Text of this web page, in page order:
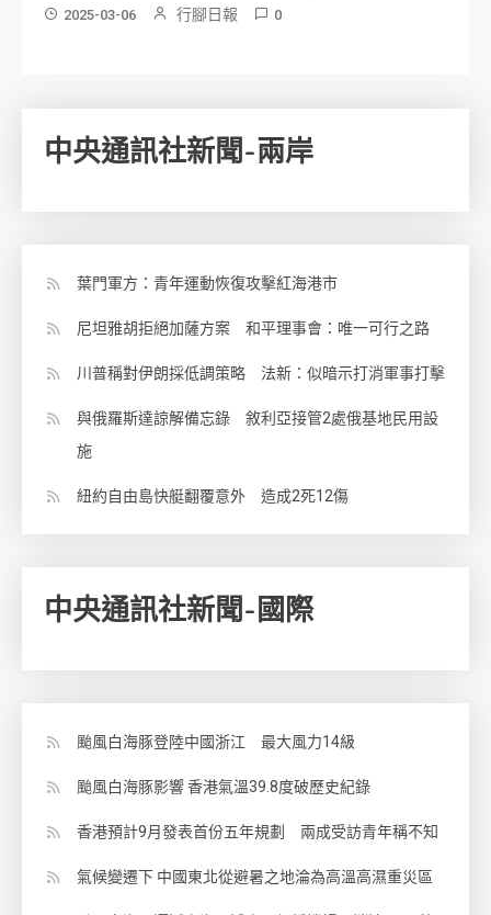
2025-03-06 行腳日報 0
中央通訊社新聞-兩岸
葉門軍方：青年運動恢復攻擊紅海港市
尼坦雅胡拒絕加薩方案 和平理事會：唯一可行之路
川普稱對伊朗採低調策略 法新：似暗示打消軍事打擊
與俄羅斯達諒解備忘錄 敘利亞接管2處俄基地民用設
施
紐約自由島快艇翻覆意外 造成2死12傷
中央通訊社新聞-國際
颱風白海豚登陸中國浙江 最大風力14級
颱風白海豚影響 香港氣溫39.8度破歷史紀錄
香港預計9月發表首份五年規劃 兩成受訪青年稱不知
氣候變遷下 中國東北從避暑之地淪為高溫高濕重災區